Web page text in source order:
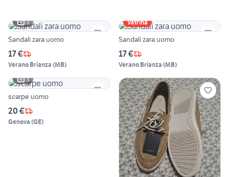
3
Sandali zara uomo
17 €
Verano Brianza (MB)
Vetrina
Sandali zara uomo
17 €
Verano Brianza (MB)
3
scarpe uomo
20 €
Genova (GE)